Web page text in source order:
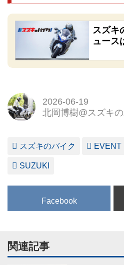
スズキ
ュース
2026-06-19
北岡博樹@スズキの
スズキのバイク EVENT
SUZUKI
Facebook
関連記事